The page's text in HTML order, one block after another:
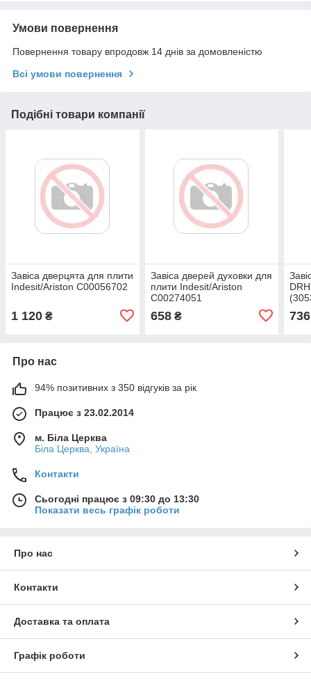
Умови повернення
Повернення товару впродовж 14 днів за домовленістю
Всі умови повернення
Подібні товари компанії
Завіса дверцята для плити
Indesit/Ariston C00056702
1 120 ₴
Завіса дверей духовки для
плити Indesit/Ariston
С00274051
658₴ 736
Про нас
94% позитивних з 350 відгуків за рік
Працює з 23.02.2014
м. Біла Церква
Біла Церква, Україна
Контакти
Сьогодні працює з 09:30 до 13:30
Показати весь графік роботи
Про нас
Контакти
Доставка та оплата
Графік роботи